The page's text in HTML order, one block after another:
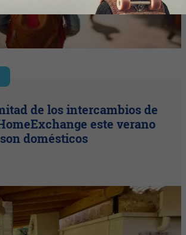
de los intercambios de
este verano
domésticos